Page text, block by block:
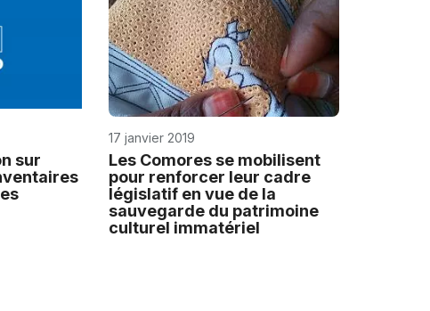
sur
17 janvier 2019
Les Comores se mobilisent
pour renforcer leur cadre
législatif en vue de la
sauvegarde du patrimoine
culturel immatériel